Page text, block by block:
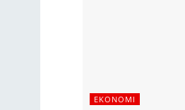
EKONOMI